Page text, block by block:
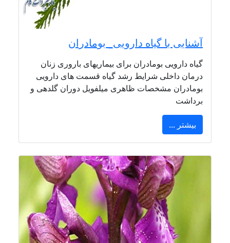
آشنایی با گیاه دارویی_ بومادران
گیاه دارویی بومادران برای بیماریهای باروری زنان
درمان داخلی شرایط رشد گیاه قسمت های دارویی
بومادران مشخصات ظاهری میلفویل دوران گلدهی و
برداشت
بیشتر ...